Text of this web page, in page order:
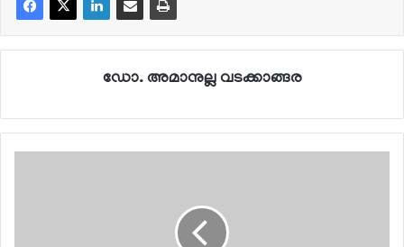
ഡോ. അമാനുല്ല വടക്കാങ്ങര